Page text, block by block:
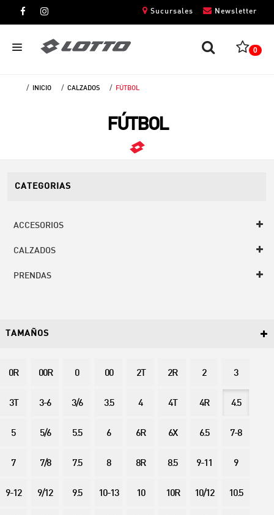
Newsletter
Sucursales
0
INICIO CALZADOS FÚTBOL
FÚTBOL
CATEGORIAS
ACCESORIOS
CALZADOS
PRENDAS
TAMAÑOS
0R 00R 0 00 2T 2R 2 3
3T 3-6 3/6 3.5 4 4T 4R 4.5
5 5/6 5.5 6 6R 6X 6.5 7-8
7 7/8 7.5 8 8R 8.5 9-11 9
9-12 9/12 9.5 10-13 10 10R 10/12 10.5